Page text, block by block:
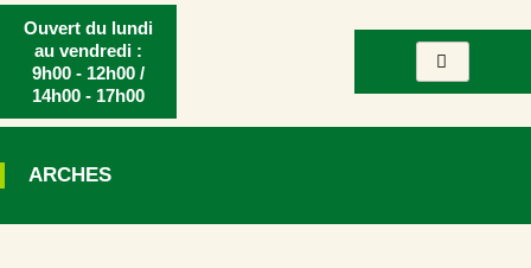
contenu
Ouvert du lundi
au vendredi :
9h00 - 12h00 /
14h00 - 17h00
ARCHES